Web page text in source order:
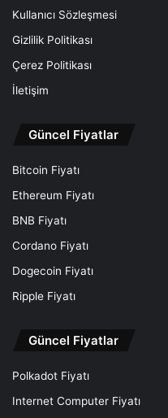
Kullanıcı Sözleşmesi
Gizlilik Politikası
Çerez Politikası
İletişim
Güncel Fiyatlar
Bitcoin Fiyatı
Ethereum Fiyatı
BNB Fiyatı
Cordano Fiyatı
Dogecoin Fiyatı
Ripple Fiyatı
Güncel Fiyatlar
Polkadot Fiyatı
Internet Computer Fiyatı